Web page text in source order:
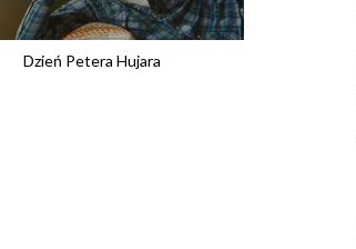
Dzień Petera Hujara